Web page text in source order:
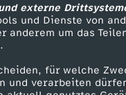
externe
und Dienste von
anderem um das
für welche
und verarbeiten